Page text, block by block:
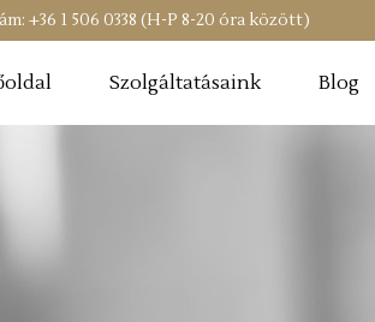
+36 1 506 0338 (H-P 8-20 óra között)
Szolgáltatásaink Blog